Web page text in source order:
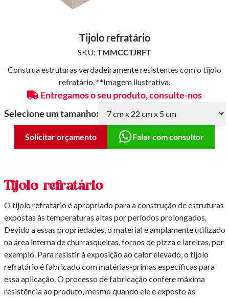
Tijolo refratário
SKU: TMMCCTJRFT
Construa estruturas verdadeiramente resistentes com o tijolo
refratário. **Imagem ilustrativa.
Entregamos o seu produto, consulte-nos
Selecione um tamanho:
Solicitar orçamento Falar com consultor
Tijolo refratário
O tijolo refratário é apropriado para a construção de estruturas
expostas às temperaturas altas por períodos prolongados.
Devido a essas propriedades, o material é amplamente utilizado
na área interna de churrasqueiras, fornos de pizza e lareiras, por
exemplo. Para resistir à exposição ao calor elevado, o tijolo
refratário é fabricado com matérias-primas específicas para
essa aplicação. O processo de fabricação confere máxima
resistência ao produto, mesmo quando ele é exposto às